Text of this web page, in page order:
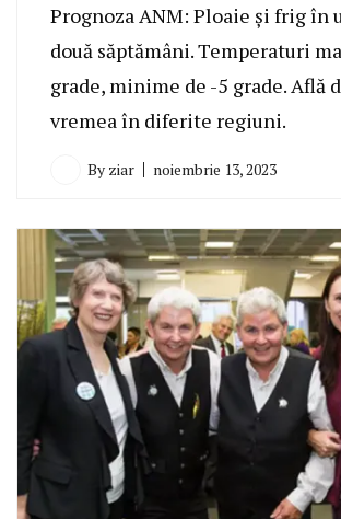
Prognoza ANM: Ploaie și frig în
două săptămâni. Temperaturi
grade, minime de -5 grade. Află
vremea în diferite regiuni.
By ziar noiembrie 13, 2023